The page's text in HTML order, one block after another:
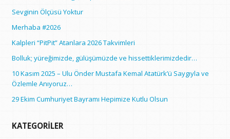
Sevginin Ölçüsü Yoktur
Merhaba #2026
Kalpleri “PitPit” Atanlara 2026 Takvimleri
Bolluk; yüreğimizde, gülüşümüzde ve hissettiklerimizdedir…
10 Kasım 2025 – Ulu Önder Mustafa Kemal Atatürk’ü Saygıyla ve
Özlemle Anıyoruz…
29 Ekim Cumhuriyet Bayramı Hepimize Kutlu Olsun
KATEGORILER